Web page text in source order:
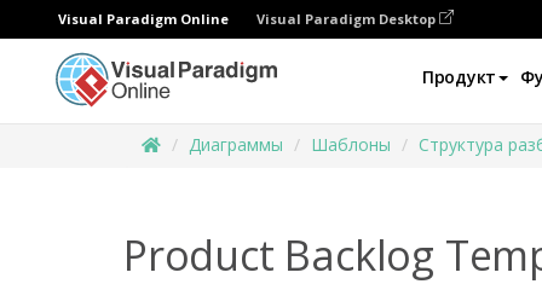
Visual Paradigm Online Visual Paradigm Desktop
Продукт
Диаграммы Шаблоны Структура
Product Backlog